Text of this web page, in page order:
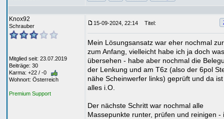
Knox92
Schrauber
Mitglied seit: 23.07.2019
Beiträge: 30
Karma: +22 / -0
Wohnort: Österreich
Premium Support
15-09-2024, 22:14 Titel:
Mein Lösungsansatz war eher nochmal
zum Anfang, vielleicht habe ich ja doch was
übersehen - habe aber nochmal die
der Lenkung und am T6z (also der 6pol
nähe Scheinwerfer links) geprüft und da
alles i.O.
Der nächste Schritt war nochmal alle
Massepunkte runter, prüfen und reinigen -